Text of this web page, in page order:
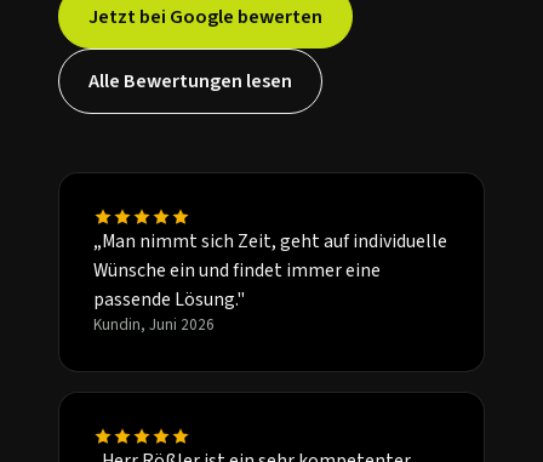
Jetzt bei Google bewerten
Alle Bewertungen lesen
„Man nimmt sich Zeit, geht auf individuelle
Wünsche ein und findet immer eine
passende Lösung."
Kundin, Juni 2026